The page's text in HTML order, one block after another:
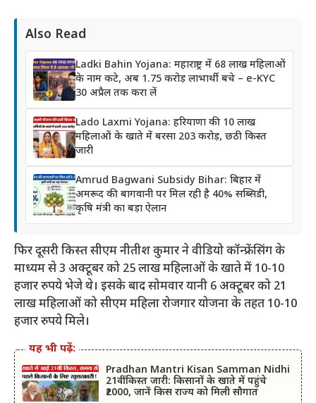
Also Read
Ladki Bahin Yojana: महाराष्ट्र में 68 लाख महिलाओं
के नाम कटे, अब 1.75 करोड़ लाभार्थी बचे – e-KYC
30 अप्रैल तक करा लें
Lado Laxmi Yojana: हरियाणा की 10 लाख
महिलाओं के खाते में बरसा 203 करोड़, छठी किस्त
जारी
Amrud Bagwani Subsidy Bihar: बिहार में
अमरूद की बागवानी पर मिल रही है 40% सब्सिडी,
कृषि मंत्री का बड़ा ऐलान
फिर दूसरी किस्त सीएम नीतीश कुमार ने वीडियो कॉन्फ्रेंसिंग के
माध्यम से 3 अक्टूबर को 25 लाख महिलाओं के खाते में 10-10
हजार रुपये भेजे थे। इसके बाद सोमवार यानी 6 अक्टूबर को 21
लाख महिलाओं को सीएम महिला रोजगार योजना के तहत 10-10
हजार रुपये मिले।
यह भी पढ़ें:
Pradhan Mantri Kisan Samman Nidhi
21वीं किस्त जारी: किसानों के खाते में पहुंचे
₹2000, जानें किस राज्य को मिली सौगात